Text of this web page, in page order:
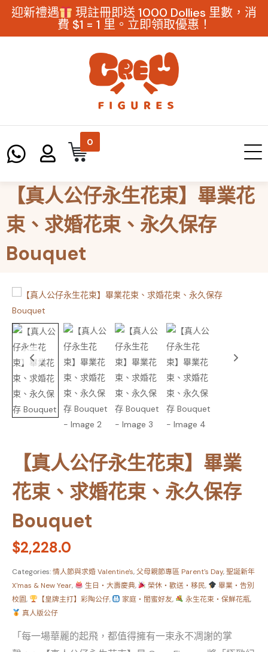
迎新禮遇 現註冊即送 1000 Dollies 里數，消
費 $1 = 1 里。立即領取優惠！
0
【真人公仔永生花束】畢業花
束、求婚花束、永久保存
Bouquet
【真人公仔永生花束】畢業
花束、求婚花束、永久保存
Bouquet
$2,228.0
Categories:情人節與求婚 Valentine's, 父母親節專區 Parent's Day,聖誕新年
X'mas & New Year, 生日・大壽慶典, 榮休・歡送・移民,
畢業・告別
校園, 【皇牌主打】彩陶公仔, 家庭・閨蜜好友, 永生花束・保鮮花瓶,
真人版公仔
「每一場華麗的起飛，都值得擁有一束永不凋謝的掌